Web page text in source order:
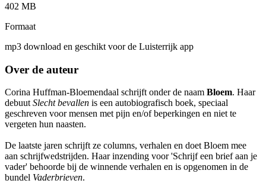
402 MB
Formaat
mp3 download en geschikt voor de Luisterrijk app
Over de auteur
Corina Huffman-Bloemendaal schrijft onder de naam Bloem. Haar
debuut Slecht bevallen is een autobiografisch boek, speciaal
geschreven voor mensen met pijn en/of beperkingen en niet te
vergeten hun naasten.
De laatste jaren schrijft ze columns, verhalen en doet Bloem mee
aan schrijfwedstrijden. Haar inzending voor 'Schrijf een brief aan je
vader' behoorde bij de winnende verhalen en is opgenomen in de
bundel Vaderbrieven.